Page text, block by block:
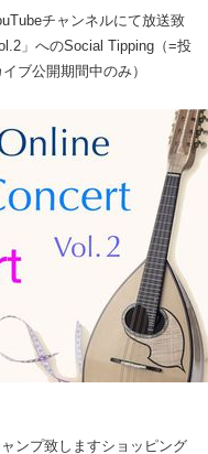
チャンネルにて放送致
」へのSocial Tipping（=投
ブ公開期間中のみ）
ンプ致しますショッピング